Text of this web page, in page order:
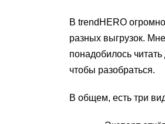
В trendHERO
разных выгрузок.
понадобилось
чтобы разобраться.
В общем, есть три